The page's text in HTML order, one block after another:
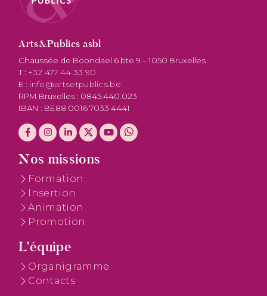
Arts&Publics asbl
Chaussée de Boondael 6 bte 9 – 1050 Bruxelles
T :+32 477 44 33 90
E : info@artsetpublics.be
RPM Bruxelles : 0845.440.023
IBAN : BE88 0016 7033 4441
Nos missions
Formation
Insertion
Animation
Promotion
L’équipe
Organigramme
Contacts